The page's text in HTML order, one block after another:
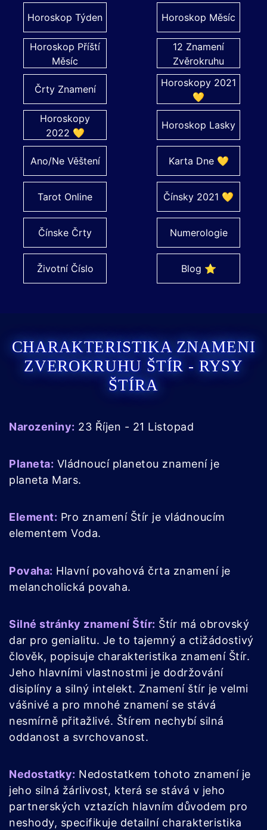
Horoskop Týden Horoskop Měsíc
Horoskop Příští
Měsíc
12 Znamení
Zvěrokruhu
Črty Znamení
Horoskopy 2021
💛
Horoskopy
2022 💛
Horoskop Lasky
Ano/Ne Věštení Karta Dne 💛
Tarot Online Čínsky 2021 💛
Čínske Črty Numerologie
Životní Číslo Blog ⭐
CHARAKTERISTIKA ZNAMENI
ZVEROKRUHU ŠTÍR - RYSY
ŠTÍRA
Narozeniny: 23 Říjen - 21 Listopad
Planeta: Vládnoucí planetou znamení je
planeta Mars.
Element: Pro znamení Štír je vládnoucím
elementem Voda.
Povaha: Hlavní povahová črta znamení je
melancholická povaha.
Silné stránky znamení Štír: Štír má obrovský
dar pro genialitu. Je to tajemný a ctižádostivý
člověk, popisuje charakteristika znamení Štír.
Jeho hlavními vlastnostmi je dodržování
disiplíny a silný intelekt. Znamení štír je velmi
vášnivé a pro mnohé znamení se stává
nesmírně přitažlivé. Štírem nechybí silná
oddanost a svrchovanost.
Nedostatky: Nedostatkem tohoto znamení je
jeho silná žárlivost, která se stává v jeho
partnerských vztazích hlavním důvodem pro
neshody, specifikuje detailní charakteristika